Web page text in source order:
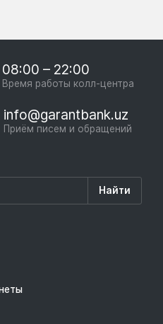
08:00 – 22:00
Время работы колл-центра
info@garantbank.uz
Приём писем и обращений
Найти